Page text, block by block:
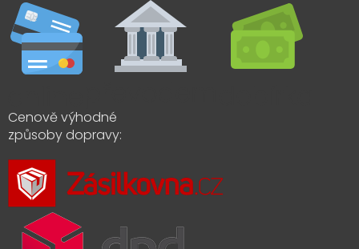
Cenově výhodné
způsoby dopravy: